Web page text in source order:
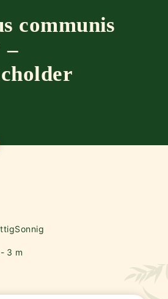
communis
–
Sonnig
3 m